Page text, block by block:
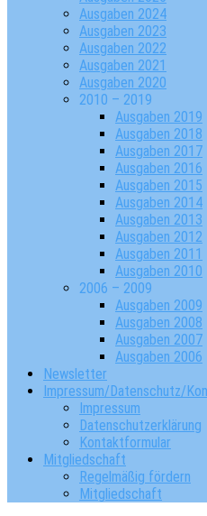
Ausgaben 2024
Ausgaben 2023
Ausgaben 2022
Ausgaben 2021
Ausgaben 2020
2010 – 2019
Ausgaben 2019
Ausgaben 2018
Ausgaben 2017
Ausgaben 2016
Ausgaben 2015
Ausgaben 2014
Ausgaben 2013
Ausgaben 2012
Ausgaben 2011
Ausgaben 2010
2006 – 2009
Ausgaben 2009
Ausgaben 2008
Ausgaben 2007
Ausgaben 2006
Newsletter
Impressum/Datenschutz/
Impressum
Datenschutzerklärung
Kontaktformular
Mitgliedschaft
Regelmäßig fördern
Mitgliedschaft